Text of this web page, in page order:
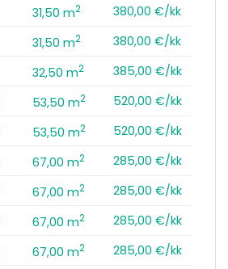
31,50 m2
380,00 €/kk
31,50 m2
380,00 €/kk
32,50 m2
385,00 €/kk
53,50 m2
520,00 €/kk
53,50 m2
520,00 €/kk
67,00 m2
285,00 €/kk
67,00 m2
285,00 €/kk
67,00 m2
285,00 €/kk
67,00 m2
285,00 €/kk